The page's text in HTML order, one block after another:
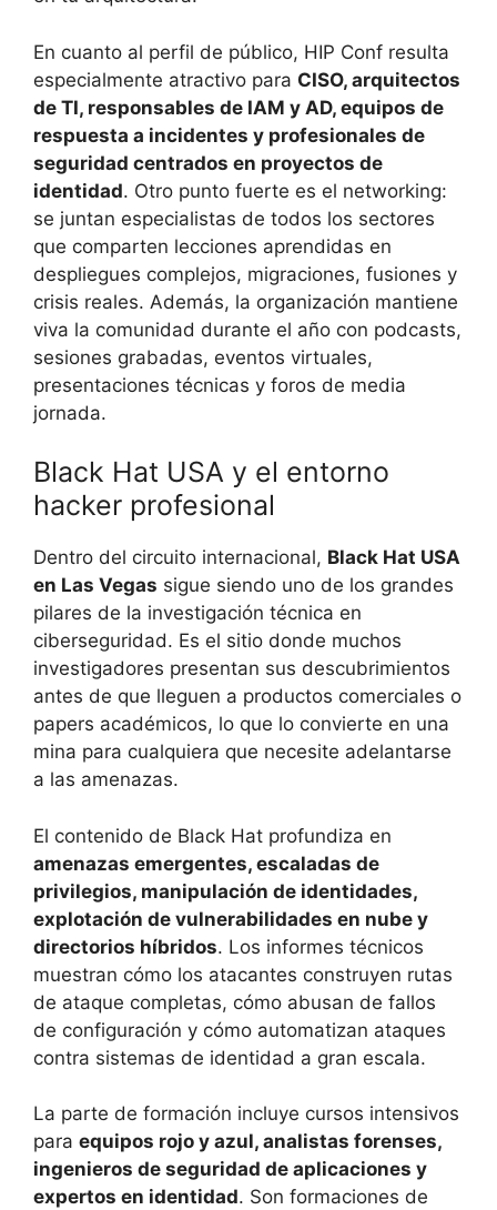
En cuanto al perfil de público, HIP Conf resulta
especialmente atractivo para CISO, arquitectos
de TI, responsables de IAM y AD, equipos de
respuesta a incidentes y profesionales de
seguridad centrados en proyectos de
identidad. Otro punto fuerte es el networking:
se juntan especialistas de todos los sectores
que comparten lecciones aprendidas en
despliegues complejos, migraciones, fusiones y
crisis reales. Además, la organización mantiene
viva la comunidad durante el año con podcasts,
sesiones grabadas, eventos virtuales,
presentaciones técnicas y foros de media
jornada.
Black Hat USA y el entorno
hacker profesional
Dentro del circuito internacional, Black Hat USA
en Las Vegas sigue siendo uno de los grandes
pilares de la investigación técnica en
ciberseguridad. Es el sitio donde muchos
investigadores presentan sus descubrimientos
antes de que lleguen a productos comerciales o
papers académicos, lo que lo convierte en una
mina para cualquiera que necesite adelantarse
a las amenazas.
El contenido de Black Hat profundiza en
amenazas emergentes, escaladas de
privilegios, manipulación de identidades,
explotación de vulnerabilidades en nube y
directorios híbridos. Los informes técnicos
muestran cómo los atacantes construyen rutas
de ataque completas, cómo abusan de fallos
de configuración y cómo automatizan ataques
contra sistemas de identidad a gran escala.
La parte de formación incluye cursos intensivos
para equipos rojo y azul, analistas forenses,
ingenieros de seguridad de aplicaciones y
expertos en identidad. Son formaciones de